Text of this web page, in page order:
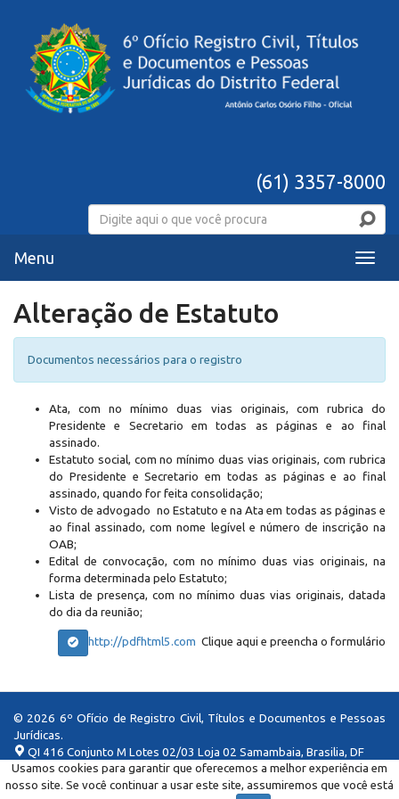
Usamos cookies para garantir que oferecemos a melhor experiência em
nosso site. Se você continuar a usar este site, assumiremos que você está
(61) 3357-8000
Menu
Menu
Alteração de Estatuto
Documentos necessários para o registro
Ata, com no mínimo duas vias originais, com rubrica do
Presidente e Secretario em todas as páginas e ao final
assinado.
Estatuto social, com no mínimo duas vias originais, com rubrica
do Presidente e Secretario em todas as páginas e ao final
assinado, quando for feita consolidação;
Visto de advogado no Estatuto e na Ata em todas as páginas e
ao final assinado, com nome legível e número de inscrição na
OAB;
Edital de convocação, com no mínimo duas vias originais, na
forma determinada pelo Estatuto;
Lista de presença, com no mínimo duas vias originais, datada
do dia da reunião;
http://pdfhtml5.com Clique aqui e preencha o formulário
© 2026 6º Ofício de Registro Civil, Títulos e Documentos e Pessoas
Jurídicas.
QI 416 Conjunto M Lotes 02/03 Loja 02 Samambaia, Brasilia, DF
6rtddf@6rtddf.com.br
(61) 3357-8000